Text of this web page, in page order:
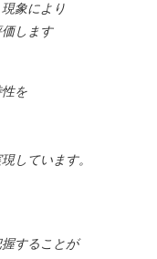
象により
します
を
しています。
することが